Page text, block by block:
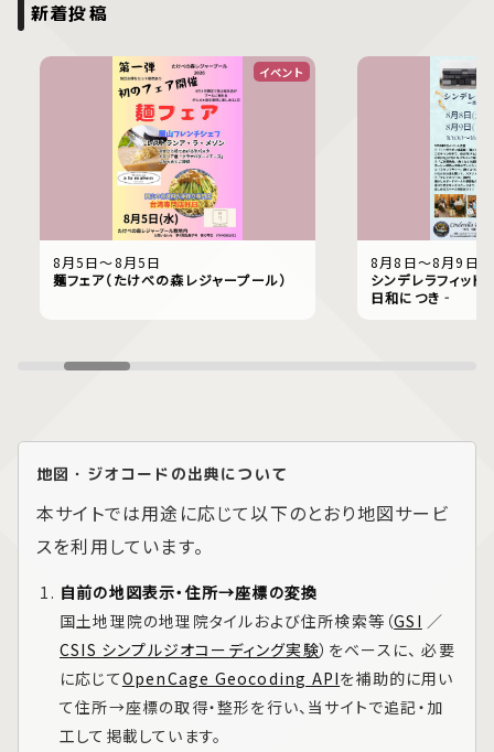
新着投稿
イベント
8月5日〜8月5日
麺フェア（たけべの森レジャープール）
8月8日〜8月9日
シンデレラフィッ
日和につき‐
地図・ジオコードの出典について
本サイトでは用途に応じて以下のとおり地図サービ
スを利用しています。
自前の地図表示・住所→座標の変換
国土地理院の地理院タイルおよび住所検索等（GSI ／
CSIS シンプルジオコーディング実験）をベースに、 必要
に応じてOpenCage Geocoding APIを補助的に用い
て住所→座標の取得・整形を行い、当サイトで追記・加
工して掲載しています。